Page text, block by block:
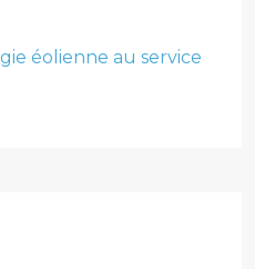
éolienne au service